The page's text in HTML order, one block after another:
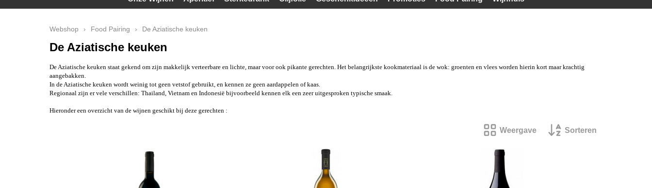
Webshop › Food Pairing › De Aziatische keuken
De Aziatische keuken
De Aziatische keuken staat gekend om zijn makkelijk verteerbare en lichte, maar voor ook pikante gerechten. Het belangrijkste kookmateriaal is de wok: groenten en vlees worden hierin kort maar krachtig
aangebakken.
In de Aziatische keuken wordt weinig tot geen vetstof gebruikt, en kennen ze geen aardappelen of kaas.
Regionaal zijn er vele verschillen: Thailand, Vietnam en Indonesië bijvoorbeeld kennen elk een zeer uitgesproken typische smaak.
Hieronder een overzicht van de wijnen geschikt bij deze gerechten :
Weergave Sorteren